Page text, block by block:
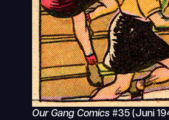
Our Gang Comics#35 (Juni